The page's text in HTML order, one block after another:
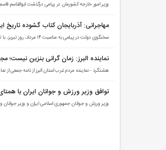
وزیر امور خارجه کشورمان در پیامی درگذشت ابوالقاسم
مهاجرانی: آذربایجان کتاب گشوده
سخنگوی دولت در پیامی به مناسبت ۱۴ مرداد، روز تبریز، با تبریک این مناسبت به مردم آذربایجان شرقی، تبریز را «کتاب گشوده تاریخ ایران‌زمین و مدرسه آزادگی، غیرت و تمدن» توصیف کرد.
نماینده البرز: زمان گرانی بنزین
هشتگرد - نماینده مردم غرب استان البرز از نامه جمعی
توافق وزیر ورزش و جوانان ایران با
وزیر ورزش و جوانان جمهوری اسلامی ایران و وزیر